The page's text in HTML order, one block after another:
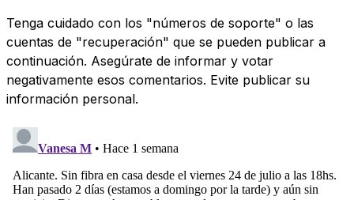
Tenga cuidado con los "números de soporte" o las
cuentas de "recuperación" que se pueden publicar a
continuación. Asegúrate de informar y votar
negativamente esos comentarios. Evite publicar su
información personal.